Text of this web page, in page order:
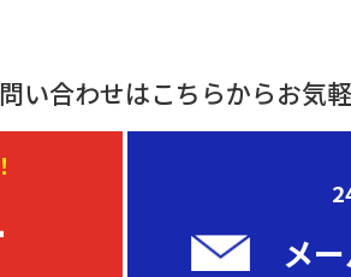
い合わせはこちらからお気
メ